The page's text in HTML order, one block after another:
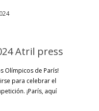
Olímpicos de París!
para celebrar el
¡París, aquí